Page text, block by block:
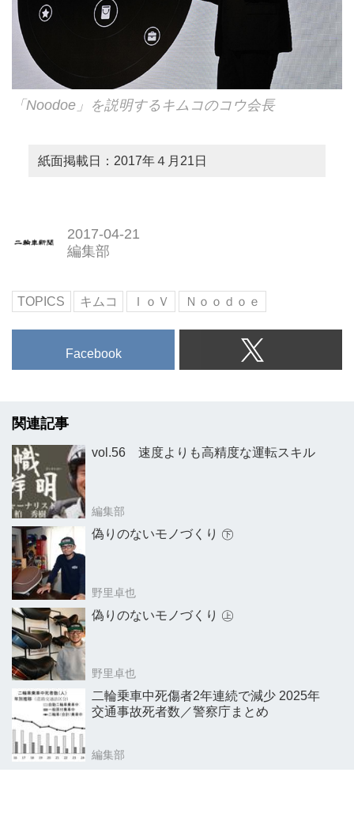
「Noodoe」を説明するキムコのコウ会長
紙面掲載日：2017年４月21日
2017-04-21
編集部
TOPICS キムコ ＩｏＶ Ｎｏｏｄｏｅ
Facebook
関連記事
vol.56 速度よりも高精度な運転スキル
編集部
偽りのないモノづくり ㊦
野里卓也
偽りのないモノづくり ㊤
野里卓也
二輪乗車中死傷者2年連続で減少 2025年
交通事故死者数／警察庁まとめ
編集部